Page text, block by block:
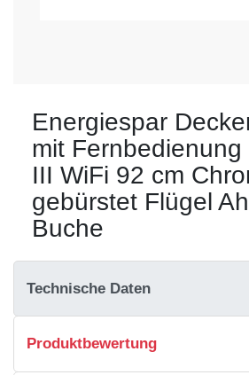
Energiespar
mit Fernbedienung
III WiFi 92 cm
gebürstet Flügel
Buche
Technische Daten
Produktbewertung